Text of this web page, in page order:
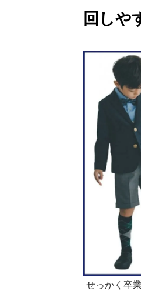
回しや
せっかく卒